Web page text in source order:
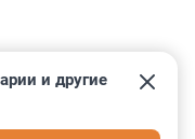
и другие